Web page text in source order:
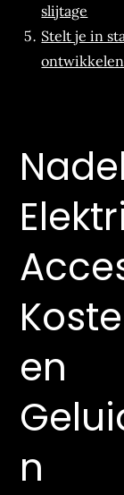
slijtage
Stelt je in
en
n